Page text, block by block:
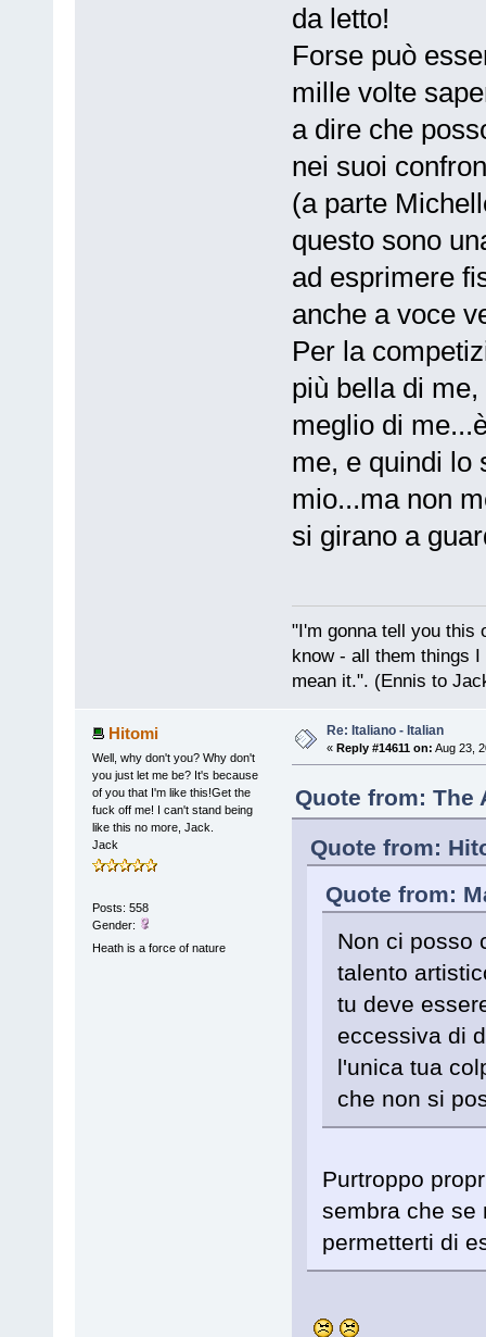
da letto!
Forse può
mille volte
a dire che
nei suoi
(a parte
questo sono
ad esprimere
anche a voce
Per la
più bella di
meglio di
me, e quindi lo
mio...ma non
si girano a
"I'm gonna tell you this
know - all them things
mean it.". (Ennis to
Hitomi
Well, why don't you? Why don't
you just let me be? It's because
of you that I'm like this!Get the
fuck off me! I can't stand being
like this no more, Jack.
Jack
Posts: 558
Gender:
Heath is a force of nature
Re: Italiano - Italian
« Reply #14611 on: Aug 23,
Quote from: The
Quote from:
Quote from:
Non ci posso
talento
tu deve
eccessiva di
l'unica tua
che non si
Purtroppo
sembra che se
permetterti di